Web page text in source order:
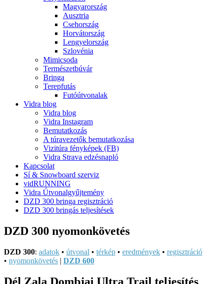
Magyarország
Ausztria
Csehország
Horvátország
Lengyelország
Szlovénia
Mimicsoda
Természetbúvár
Bringa
Terepfutás
Futóútvonalak
Vidra blog
Vidra blog
Vidra Instagram
Bemutatkozás
A túravezetők bemutatkozása
Vizitúra fényképek (FB)
Vidra Strava edzésnapló
Kapcsolat
Sí & Snowboard szerviz
vidRUNNING
Vidra Útvonalgyűjtemény
DZD 300 bringa regisztráció
DZD 300 bringás teljesítések
DZD 300 nyomonkövetés
DZD 300: adatok • útvonal • térkép • eredmények • regisztráció
• nyomonkövetés | DZD 600
Dél Zala Dombjai Ultra Trail teljesítés